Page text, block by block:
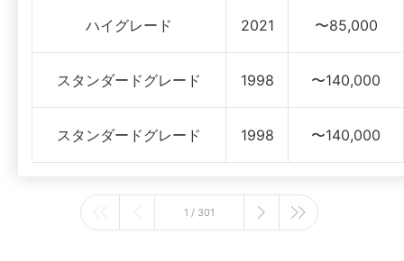
ハイグレード 2021 〜85,000
スタンダードグレード 1998 〜140,000
スタンダードグレード 1998 〜140,000
1 / 301